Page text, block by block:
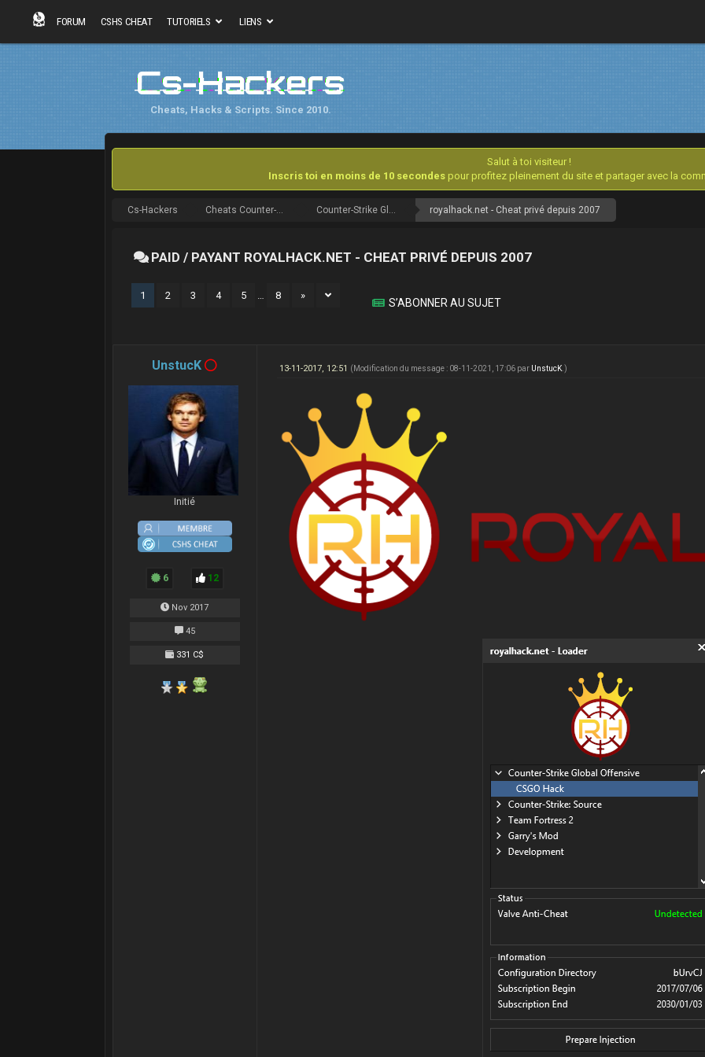
FORUM CSHS CHEAT TUTORIELS LIENS
Cs-Hackers
Cheats, Hacks & Scripts. Since 2010.
Salut à toi visiteur !
Inscris toi en moins de 10 secondes pour profitez pleinement du site et partager avec la
Cs-Hackers Cheats Counter-Strike Counter-Strike Global Offensive [Archives] royalhack.net - Cheat privé depuis 2007
PAID / PAYANT ROYALHACK.NET - CHEAT PRIVÉ DEPUIS 2007
1 2 3 4 5 … 8 »
S’ABONNER AU SUJET
UnstucK
Initié
6 12
Nov 2017
45
331 C$
13-11-2017, 12:51 (Modification du message : 08-11-2021, 17:06 par UnstucK .)